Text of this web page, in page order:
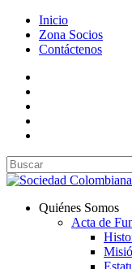
Inicio
Zona Socios
Contáctenos
Quiénes Somos
Acta de